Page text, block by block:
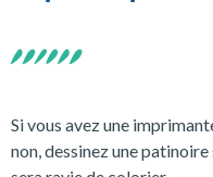
Si vous avez une
non, dessinez une